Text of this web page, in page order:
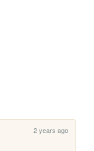
2 years ago